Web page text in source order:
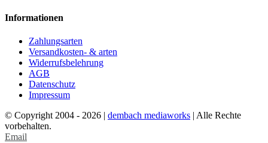
Informationen
Zahlungsarten
Versandkosten- & arten
Widerrufsbelehrung
AGB
Datenschutz
Impressum
© Copyright 2004 - 2026 | dembach mediaworks | Alle Rechte
vorbehalten.
Email